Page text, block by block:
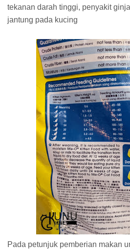
tekanan darah tinggi, penyakit
jantung pada kucing
Pada petunjuk pemberian makan